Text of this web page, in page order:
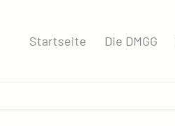
Startseite Die DMGG